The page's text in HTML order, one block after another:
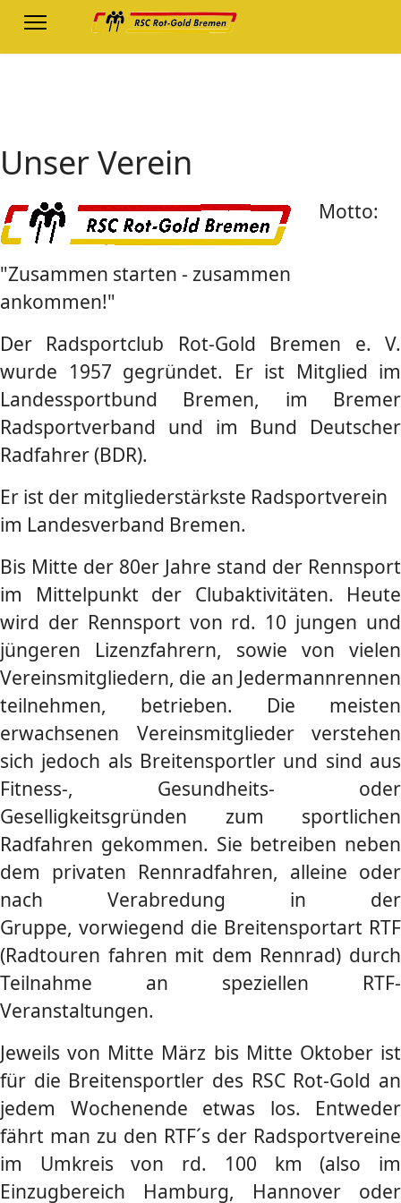
Unser Verein
Motto:
"Zusammen starten - zusammen
ankommen!"
Der Radsportclub Rot-Gold Bremen e. V.
wurde 1957 gegründet. Er ist Mitglied im
Landessportbund Bremen, im Bremer
Radsportverband und im Bund Deutscher
Radfahrer (BDR).
Er ist der mitgliederstärkste Radsportverein
im Landesverband Bremen.
Bis Mitte der 80er Jahre stand der Rennsport
im Mittelpunkt der Clubaktivitäten. Heute
wird der Rennsport von rd. 10 jungen und
jüngeren Lizenzfahrern, sowie von vielen
Vereinsmitgliedern, die an Jedermannrennen
teilnehmen, betrieben. Die meisten
erwachsenen Vereinsmitglieder verstehen
sich jedoch als Breitensportler und sind aus
Fitness-, Gesundheits- oder
Geselligkeitsgründen zum sportlichen
Radfahren gekommen. Sie betreiben neben
dem privaten Rennradfahren, alleine oder
nach Verabredung in der
Gruppe, vorwiegend die Breitensportart RTF
(Radtouren fahren mit dem Rennrad) durch
Teilnahme an speziellen RTF-
Veranstaltungen.
Jeweils von Mitte März bis Mitte Oktober ist
für die Breitensportler des RSC Rot-Gold an
jedem Wochenende etwas los. Entweder
fährt man zu den RTF´s der Radsportvereine
im Umkreis von rd. 100 km (also im
Einzugbereich Hamburg, Hannover oder